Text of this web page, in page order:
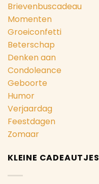
Brievenbuscadeau
Momenten
Groeiconfetti
Beterschap
Denken aan
Condoleance
Geboorte
Humor
Verjaardag
Feestdagen
Zomaar
KLEINE CADEAUTJES